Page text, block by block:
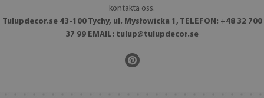
kontakta oss.
Tulupdecor.se 43-100 Tychy, ul. Mysłowicka 1, TELEFON: +48 32 700
37 99 EMAIL: tulup@tulupdecor.se